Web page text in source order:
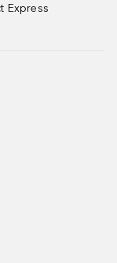
Express